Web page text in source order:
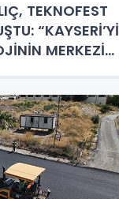
TEKNOFEST
“KAYSERİ’Yİ
MERKEZİ